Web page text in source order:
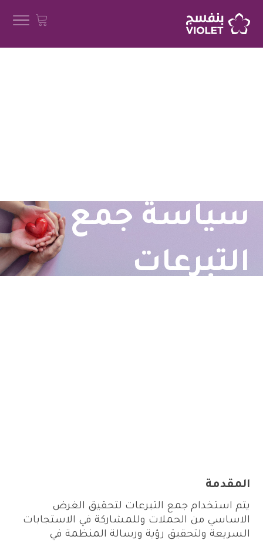
سياسة جمع
التبرعات
المقدمة
يتم استخدام جمع التبرعات لتحقيق الغرض
الاساسي من الحملات وللمشاركة في الاستجابات
السريعة ولتحقيق رؤية ورسالة المنظمة في